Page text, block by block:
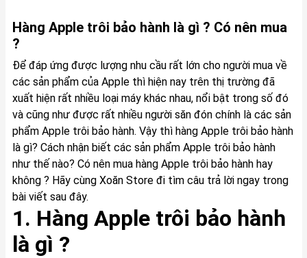
Hàng Apple trôi bảo hành là gì ? Có nên mua
?
Để đáp ứng được lượng nhu cầu rất lớn cho người mua về
các sản phẩm của Apple thì hiện nay trên thị trường đã
xuất hiện rất nhiều loại máy khác nhau, nổi bật trong số đó
và cũng như được rất nhiều người săn đón chính là các sản
phẩm Apple trôi bảo hành. Vậy thì hàng Apple trôi bảo hành
là gì? Cách nhận biết các sản phẩm Apple trôi bảo hành
như thế nào? Có nên mua hàng Apple trôi bảo hành hay
không ? Hãy cùng Xoăn Store đi tìm câu trả lời ngay trong
bài viết sau đây.
1. Hàng Apple trôi bảo hành
là gì ?